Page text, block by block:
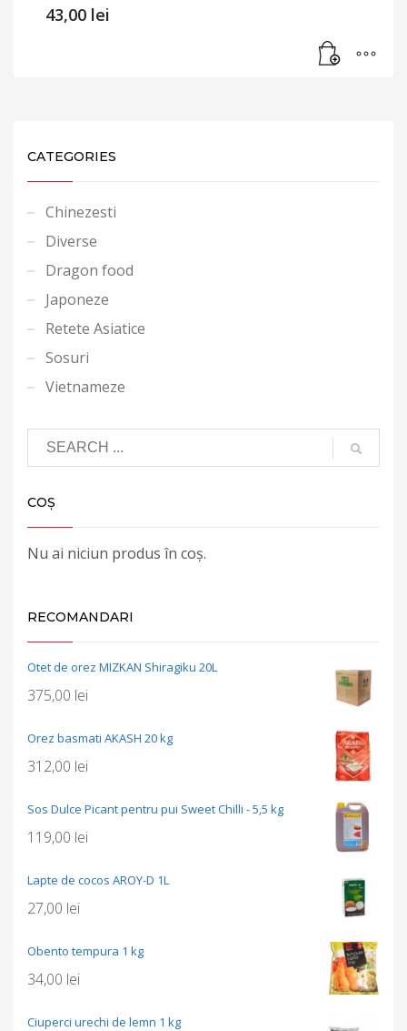
43,00 lei
CATEGORIES
Chinezesti
Diverse
Dragon food
Japoneze
Retete Asiatice
Sosuri
Vietnameze
COȘ
Nu ai niciun produs în coș.
RECOMANDARI
Otet de orez MIZKAN Shiragiku 20L
375,00 lei
Orez basmati AKASH 20 kg
312,00 lei
Sos Dulce Picant pentru pui Sweet Chilli - 5,5 kg
119,00 lei
Lapte de cocos AROY-D 1L
27,00 lei
Obento tempura 1 kg
34,00 lei
Ciuperci urechi de lemn 1 kg